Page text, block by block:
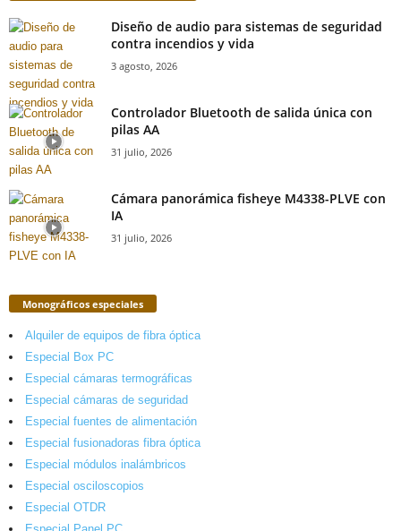
Diseño de audio para sistemas de seguridad
contra incendios y vida
3 agosto, 2026
Controlador Bluetooth de salida única con
pilas AA
31 julio, 2026
Cámara panorámica fisheye M4338-PLVE con
IA
31 julio, 2026
Monográficos especiales
Alquiler de equipos de fibra óptica
Especial Box PC
Especial cámaras termográficas
Especial cámaras de seguridad
Especial fuentes de alimentación
Especial fusionadoras fibra óptica
Especial módulos inalámbricos
Especial osciloscopios
Especial OTDR